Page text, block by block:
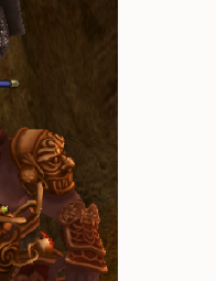
Mới (ấn nhanh F11)
tạo thất bại, tất cả